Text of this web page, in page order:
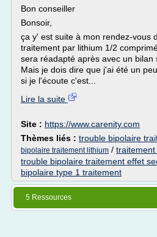
Bon conseiller
Bonsoir,
ça y' est suite à mon rendez-vous
traitement par lithium 1/2
sera réadapté après avec un bilan
Mais je dois dire que j'ai été un
si je l'écoute c'est...
Lire la suite
Site : https://www.carenity.com
Thèmes liés : trouble bipolaire
bipolaire traitement lithium /
trouble bipolaire traitement effet
bipolaire type 1 traitement
5 Ressources